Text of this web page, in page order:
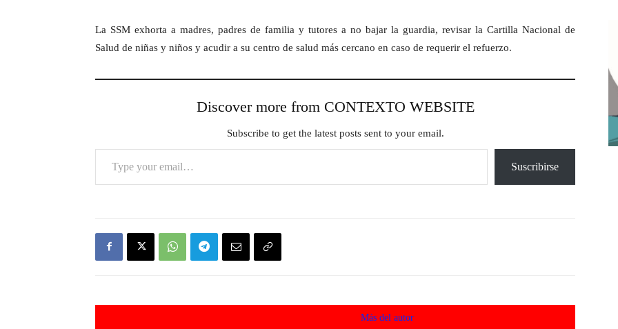
La SSM exhorta a madres, padres de familia y tutores a no bajar la guardia, revisar la Cartilla Nacional de
Salud de niñas y niños y acudir a su centro de salud más cercano en caso de requerir el refuerzo.
Discover more from CONTEXTO WEBSITE
Subscribe to get the latest posts sent to your email.
Type your email…
Suscribirse
Más del autor